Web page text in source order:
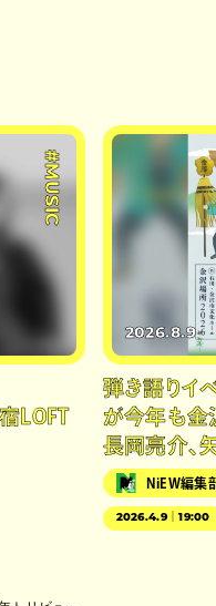
#MUSIC
LOFT
2026.8.9
弾き語りイ
が今年も金
長岡亮介、
NiEW編集
2026.4.9｜19:00